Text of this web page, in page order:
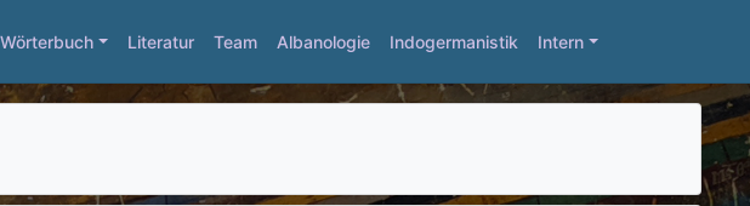
Wörterbuch Literatur Team Albanologie Indogermanistik Intern